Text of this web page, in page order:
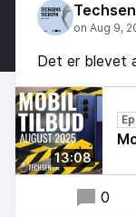
Det er blevet
13:08
0